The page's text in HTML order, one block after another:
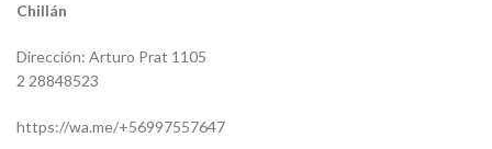
Chillán
Dirección: Arturo Prat 1105
2 28848523
https://wa.me/+56997557647